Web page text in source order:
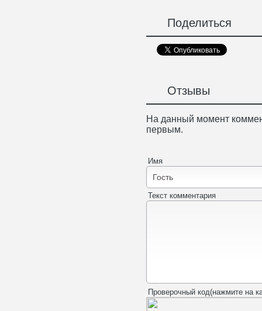
Поделиться
Отзывы
На данный момент
первым.
Имя
Текст комментария
Проверочный код(нажмите на